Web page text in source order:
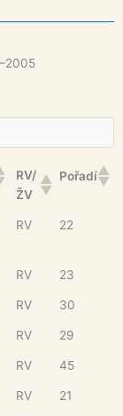
RV/
ŽV
Pořadí
RV 22
RV 23
RV 30
RV 29
RV 45
RV 21